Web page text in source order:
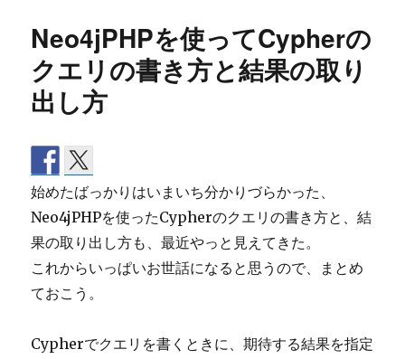
Neo4jPHPを使ってCypherの
クエリの書き方と結果の取り
出し方
始めたばっかりはいまいち分かりづらかった、
Neo4jPHPを使ったCypherのクエリの書き方と、結
果の取り出し方も、最近やっと見えてきた。
これからいっぱいお世話になると思うので、まとめ
ておこう。
Cypherでクエリを書くときに、期待する結果を指定